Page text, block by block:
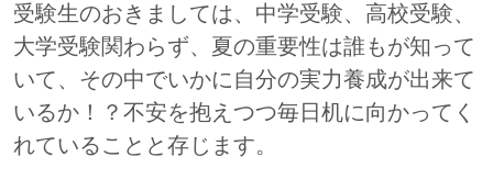
受験生のおきましては、中学受験、高校受験、
大学受験関わらず、夏の重要性は誰もが知って
いて、その中でいかに自分の実力養成が出来て
いるか！？不安を抱えつつ毎日机に向かってく
れていることと存じます。